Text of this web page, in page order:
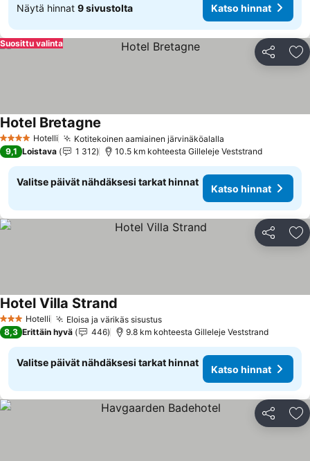
Näytä hinnat 9 sivustolta Katso hinnat
Jaa
Suosittu valinta
4 Tähtiluokitus
Hotelli Kotitekoinen aamiainen järvinäköalalla
Hotel Bretagne
9,1 Loistava 1 312 10.5 km kohteesta Gilleleje Veststrand
Valitse päivät nähdäksesi tarkat hinnat
Katso hinnat
Jaa
3 Tähtiluokitus
Hotelli Eloisa ja värikäs sisustus
Hotel Villa Strand
8,3 Erittäin hyvä 446 9.8 km kohteesta Gilleleje Veststrand
Valitse päivät nähdäksesi tarkat hinnat
Katso hinnat
Jaa